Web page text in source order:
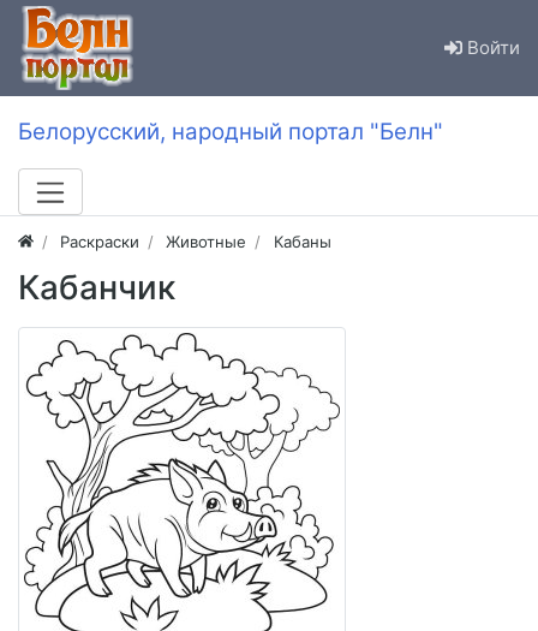
Войти
Белорусский, народный портал "Белн"
Раскраски Животные Кабаны
Кабанчик